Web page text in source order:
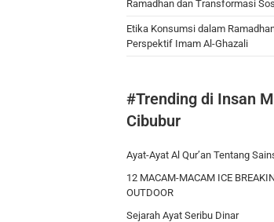
Ramadhan dan Transformasi
Etika Konsumsi dalam
Perspektif Imam Al-Ghazali
#Trending di Insan
Cibubur
Ayat-Ayat Al Qur’an Tentang
12 MACAM-MACAM ICE
OUTDOOR
Sejarah Ayat Seribu Dinar